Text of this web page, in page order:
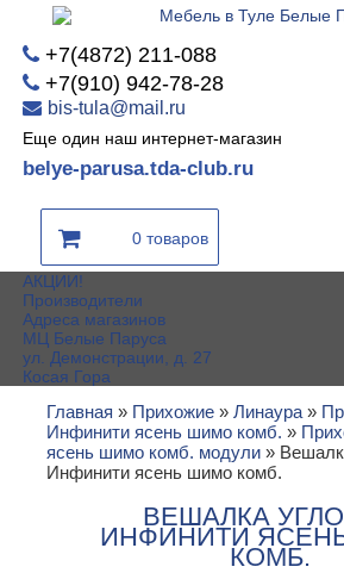
+7(4872) 211-088
+7(910) 942-78-28
bis-tula@mail.ru
Еще один наш интернет-магазин
belye-parusa.tda-club.ru
0 товаров
АКЦИИ!
Производители
Адреса магазинов
МЦ Белые Паруса
ул. Демонстрации, д. 27
Косая Гора
Главная » Прихожие »Линаура »
Инфинити ясень шимо комб. »
ясень шимо комб. модули »
Инфинити ясень шимо комб.
ВЕШАЛКА
ИНФИНИТИ
КОМБ.